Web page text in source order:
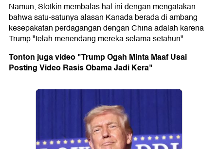
Namun, Slotkin membalas hal ini dengan mengatakan
bahwa satu-satunya alasan Kanada berada di ambang
kesepakatan perdagangan dengan China adalah karena
Trump "telah menendang mereka selama setahun".
Tonton juga video "Trump Ogah Minta Maaf Usai
Posting Video Rasis Obama Jadi Kera"